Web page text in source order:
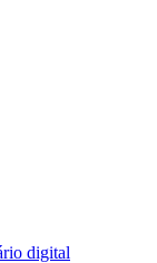
digital